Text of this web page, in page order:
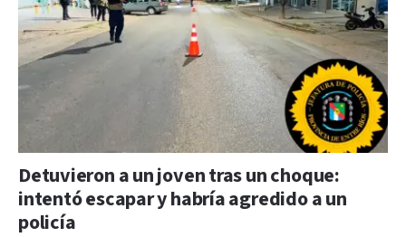
Detuvieron a un joven tras un choque:
intentó escapar y habría agredido a un
policía